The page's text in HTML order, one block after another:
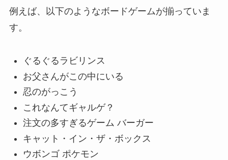
例えば、以下のようなボードゲームが揃っていま
す。
ぐるぐるラビリンス
お父さんがこの中にいる
忍のがっこう
これなんてギャルゲ？
注文の多すぎるゲーム バーガー
キャット・イン・ザ・ボックス
ウボンゴ ポケモン